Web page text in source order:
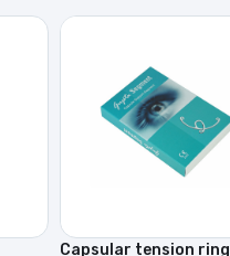
Capsular tension ring